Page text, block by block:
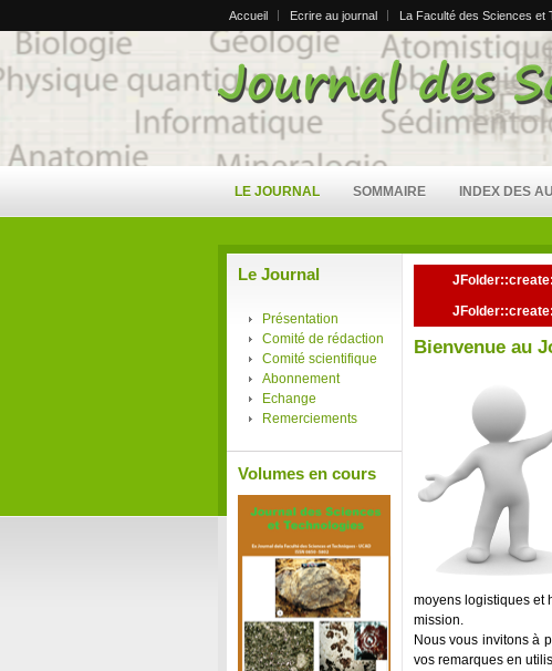
Accueil Ecrire au journal La Faculté des Sciences et
LE JOURNAL SOMMAIRE INDEX DES
Le Journal
Présentation
Comité de rédaction
Comité scientifique
Abonnement
Echange
Remerciements
Volumes en cours
Bienvenue au
moyens logistiques et
mission.
Nous vous invitons à
vos remarques en